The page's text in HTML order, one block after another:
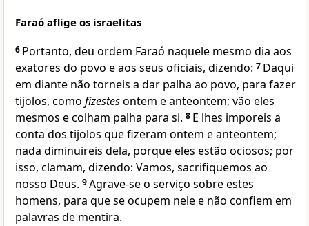
Faraó aflige os israelitas
6 Portanto, deu ordem Faraó naquele mesmo dia aos
exatores do povo e aos seus oficiais, dizendo: 7 Daqui
em diante não torneis a dar palha ao povo, para fazer
tijolos, como fizestesontem e anteontem; vão eles
mesmos e colham palha para si. 8 E lhes imporeis a
conta dos tijolos que fizeram ontem e anteontem;
nada diminuireis dela, porque eles estão ociosos; por
isso, clamam, dizendo: Vamos, sacrifiquemos ao
nosso Deus. 9Agrave-se o serviço sobre estes
homens, para que se ocupem nele e não confiem em
palavras de mentira.